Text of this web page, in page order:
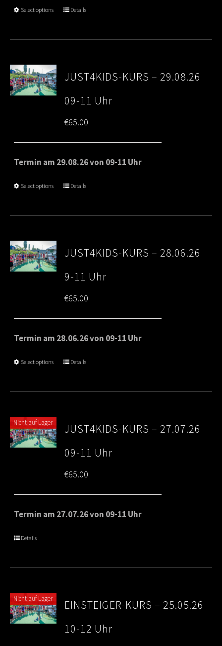
Select options Details
JUST4KIDS-KURS – 29.08.26
09-11 Uhr
€65.00
Termin am 29.08.26 von 09-11 Uhr
Select options Details
JUST4KIDS-KURS – 28.06.26
9-11 Uhr
€65.00
Termin am 28.06.26 von 09-11 Uhr
Select options Details
Nicht auf Lager
JUST4KIDS-KURS – 27.07.26
09-11 Uhr
€65.00
Termin am 27.07.26 von 09-11 Uhr
Details
Nicht auf Lager
EINSTEIGER-KURS – 25.05.26
10-12 Uhr